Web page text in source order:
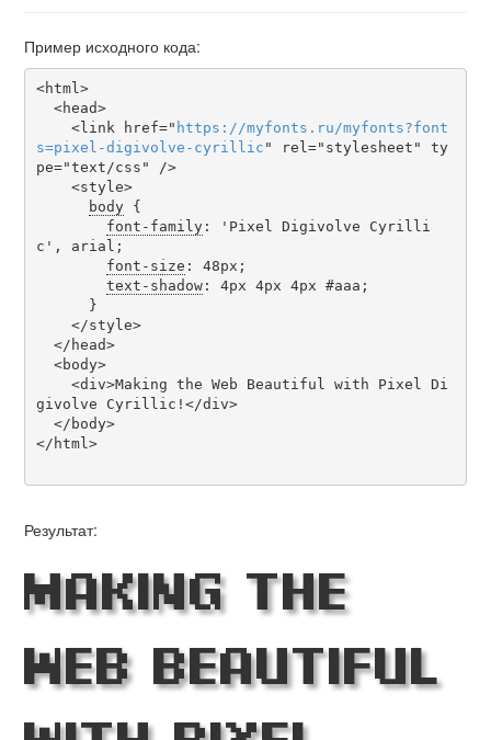
Пример исходного кода:
<html>
    <link href="
https ://myfonts . ru/myfonts?font
s=pixel-digivolve-cyrillic " rel="stylesheet" ty
pe="text/css" />
body {
font-family: 'Pixel Digivolve Cyrilli
c', arial;
font-size : 48px;
text-shadow: 4px 4px 4px #aaa;
givolve Cyrillic!</div>
</html>
Результат:
Making the
Web Beautiful